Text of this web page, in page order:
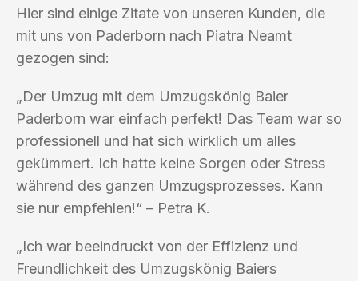
Hier sind einige Zitate von unseren Kunden, die
mit uns von Paderborn nach Piatra Neamt
gezogen sind:
„Der Umzug mit dem Umzugskönig Baier
Paderborn war einfach perfekt! Das Team war so
professionell und hat sich wirklich um alles
gekümmert. Ich hatte keine Sorgen oder Stress
während des ganzen Umzugsprozesses. Kann
sie nur empfehlen!“ – Petra K.
„Ich war beeindruckt von der Effizienz und
Freundlichkeit des Umzugskönig Baiers